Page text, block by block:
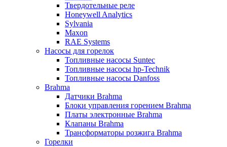
Твердотельные реле
Honeywell Analytics
Sylvania
Maxon
RAE Systems
Насосы для горелок
Топливные насосы Suntec
Топливные насосы hp-Technik
Топливные насосы Danfoss
Brahma
Датчики Brahma
Блоки управления горением Brahma
Платы электронные Brahma
Клапаны Brahma
Трансформаторы розжига Brahma
Горелки